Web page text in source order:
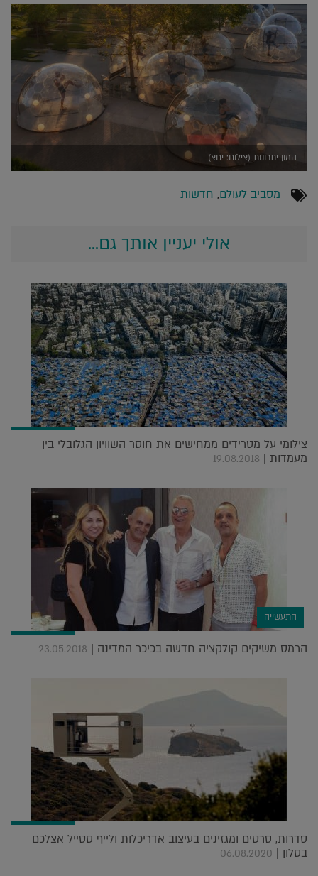
המון יתרונות (צילום: יחצ)
מסביב לעולם, חדשות
אולי יעניין אותך גם...
צילומי על מטרידים ממחישים את חוסר השוויון הגלובלי בין
מעמדות | 19.08.2018
התעשייה
הרמס משיקים קולקציה חדשה בכיכר המדינה | 23.05.2018
סדרות, סרטים ומגזינים בעיצוב אדריכלות ולייף סטייל אצלכם
בסלון | 06.08.2020